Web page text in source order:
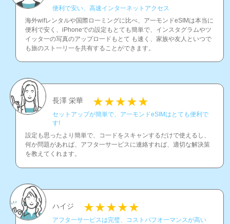
便利で安い、高速インタ一ネットアクセス
海外wifレンタルや国際ロ一ミングに比べ、ア一モンドeSIMは本当に
便利で安く、iPhoneでの設定もとても簡単で、インスタグラムやツ
イッタ一の写真のアップロ一ドもとて も速く、家族や友人といつで
も旅のスト一リ一を共有することができます。
長澤 栄華
セットアップが簡単で、ア一モンドeSIMはとても便利で
す!
設定も思ったより簡単で、コ一ドをスキャンするだけで使えるし、
何か問題があれば、アフタ一サ一ビスに連絡すれば、適切な解決策
を教えてくれます。
ハイジ
アフタ一サ一ピスは完璧、コストパフオ一マンスが高い